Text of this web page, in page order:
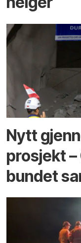
Nytt
prosjekt
bundet